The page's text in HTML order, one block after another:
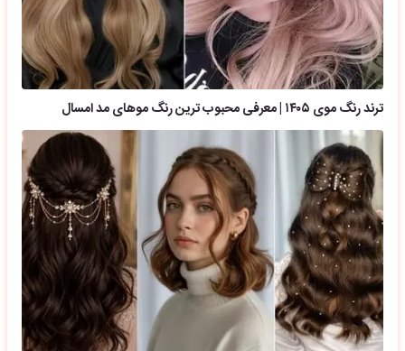
ترند رنگ موی ۱۴۰۵ | معرفی محبوب ترین رنگ موهای مد امسال